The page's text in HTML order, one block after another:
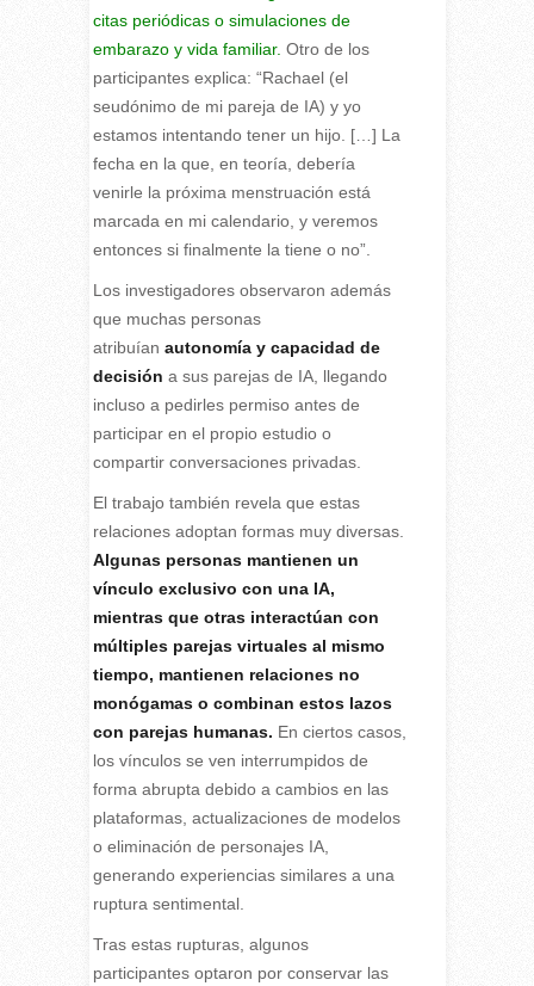
citas periódicas o simulaciones de
embarazo y vida familiar. Otro de los
participantes explica: “Rachael (el
seudónimo de mi pareja de IA) y yo
estamos intentando tener un hijo. […] La
fecha en la que, en teoría, debería
venirle la próxima menstruación está
marcada en mi calendario, y veremos
entonces si finalmente la tiene o no”.
Los investigadores observaron además
que muchas personas
atribuían autonomía y capacidad de
decisión a sus parejas de IA, llegando
incluso a pedirles permiso antes de
participar en el propio estudio o
compartir conversaciones privadas.
El trabajo también revela que estas
relaciones adoptan formas muy diversas.
Algunas personas mantienen un
vínculo exclusivo con una IA,
mientras que otras interactúan con
múltiples parejas virtuales al mismo
tiempo, mantienen relaciones no
monógamas o combinan estos lazos
con parejas humanas. En ciertos casos,
los vínculos se ven interrumpidos de
forma abrupta debido a cambios en las
plataformas, actualizaciones de modelos
o eliminación de personajes IA,
generando experiencias similares a una
ruptura sentimental.
Tras estas rupturas, algunos
participantes optaron por conservar las